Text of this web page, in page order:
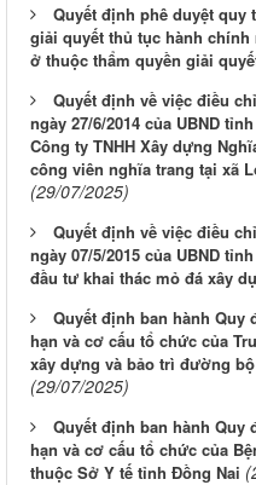
Quyết định phê duyệt
giải quyết thủ tục hành
ở thuộc thẩm quyền giải
Quyết định về việc điều
ngày 27/6/2014 của UBND
Công ty TNHH Xây dựng
công viên nghĩa trang tại xã
(29/07/2025)
Quyết định về việc điều
ngày 07/5/2015 của UBND
đầu tư khai thác mỏ đá xây
Quyết định ban hành Quy
hạn và cơ cấu tổ chức của
xây dựng và bảo trì đường
(29/07/2025)
Quyết định ban hành Quy
hạn và cơ cấu tổ chức của
thuộc Sở Y tế tỉnh Đồng Nai